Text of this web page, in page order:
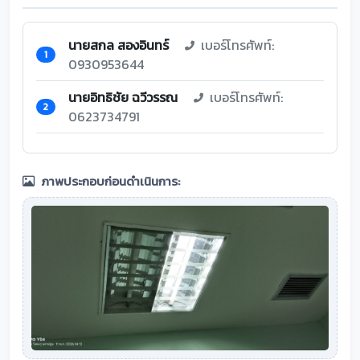
1 นายสกล สองอินทร์
เบอร์โทรศัพท์:
0930953644
2 นายอิทธิชัย ฉวีวรรณ
เบอร์โทรศัพท์:
0623734791
ภาพประกอบก่อนดำเนินการ: